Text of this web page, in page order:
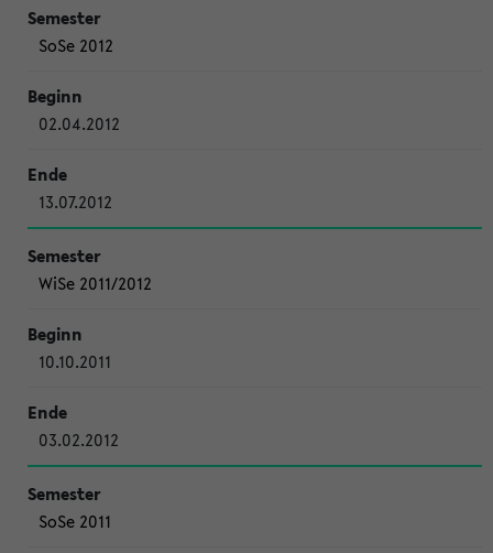
SoSe 2012
02.04.2012
13.07.2012
WiSe 2011/2012
10.10.2011
03.02.2012
SoSe 2011